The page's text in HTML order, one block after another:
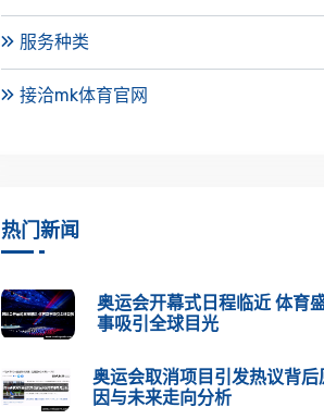
服务种类
接洽mk体育官网
热门新闻
奥运会开幕式日程临近 体育
事吸引全球目光
奥运会取消项目引发热议背后
因与未来走向分析